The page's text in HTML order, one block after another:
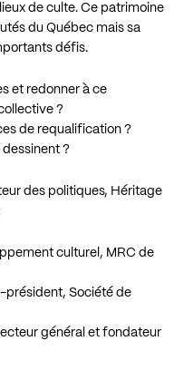
de culte. Ce patrimoine
du Québec mais sa
défis.
et redonner à ce
?
de requalification ?
?
des politiques, Héritage
culturel, MRC de
président, Société de
général et fondateur